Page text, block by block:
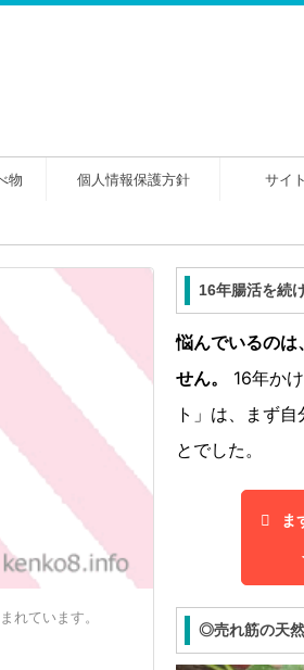
物 個人情報保護方針 サイ
れています。
16年腸活を続
悩んでいるのは
せん。
16年か
ト」は、まず
とでした。
ま
◎売れ筋の天然